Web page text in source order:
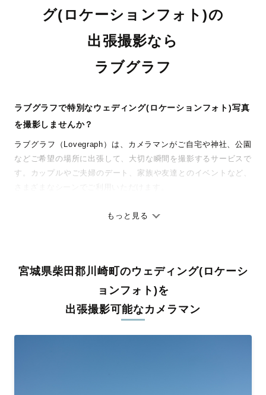
グ(ロケーションフォト)の
出張撮影なら
ラブグラフ
ラブグラフで特別なウェディング(ロケーションフォト)写真
を撮影しませんか？
ラブグラフ（Lovegraph）は、カメラマンがご自宅や神社、公園
などご希望の場所に出張して、大切な瞬間を撮影するサービスで
す。カップルやご夫婦のデート、家族や友達とのイベントなど、
ありのままの空気感を大切に、何十年経っても見返したくなるよ
料金は全国どこでも一律。わかりやすく安心の価格設定です。オ
リジナルの研修と厳正な審査に合格し、撮影技術やホスピタリテ
ィを身につけたプロのカメラマンが全国47都道府県に在籍してい
ます。創業10年のノウハウを活かし、思い出に残る素敵な撮影体
もっと見る
宮城県柴田郡川崎町のウェディング(ロケーシ
ョンフォト)を
出張撮影可能なカメラマン